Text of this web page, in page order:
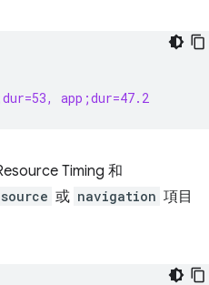
app;dur=47.2
Timing 和
或 navigation 項目